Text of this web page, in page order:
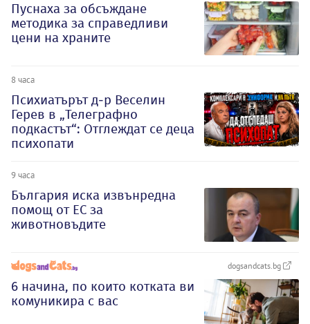
Пуснаха за обсъждане
методика за справедливи
цени на храните
8 часа
Психиатърът д-р Веселин
Герев в „Телеграфно
подкастът“: Отглеждат се деца
психопати
9 часа
България иска извънредна
помощ от ЕС за
животновъдите
dogsandcats.bg
6 начина, по които котката ви
комуникира с вас